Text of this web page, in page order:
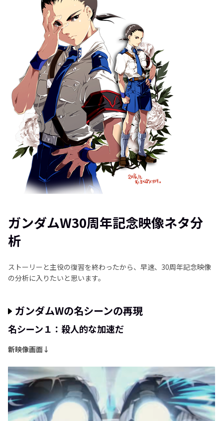
ガンダムW30周年記念映像ネタ分
析
ストーリーと主役の復習を終わったから、早速、30周年記念映像
の分析に入りたいと思います。
ガンダムWの名シーンの再現
名シーン１：殺人的な加速だ
新映像画面↓